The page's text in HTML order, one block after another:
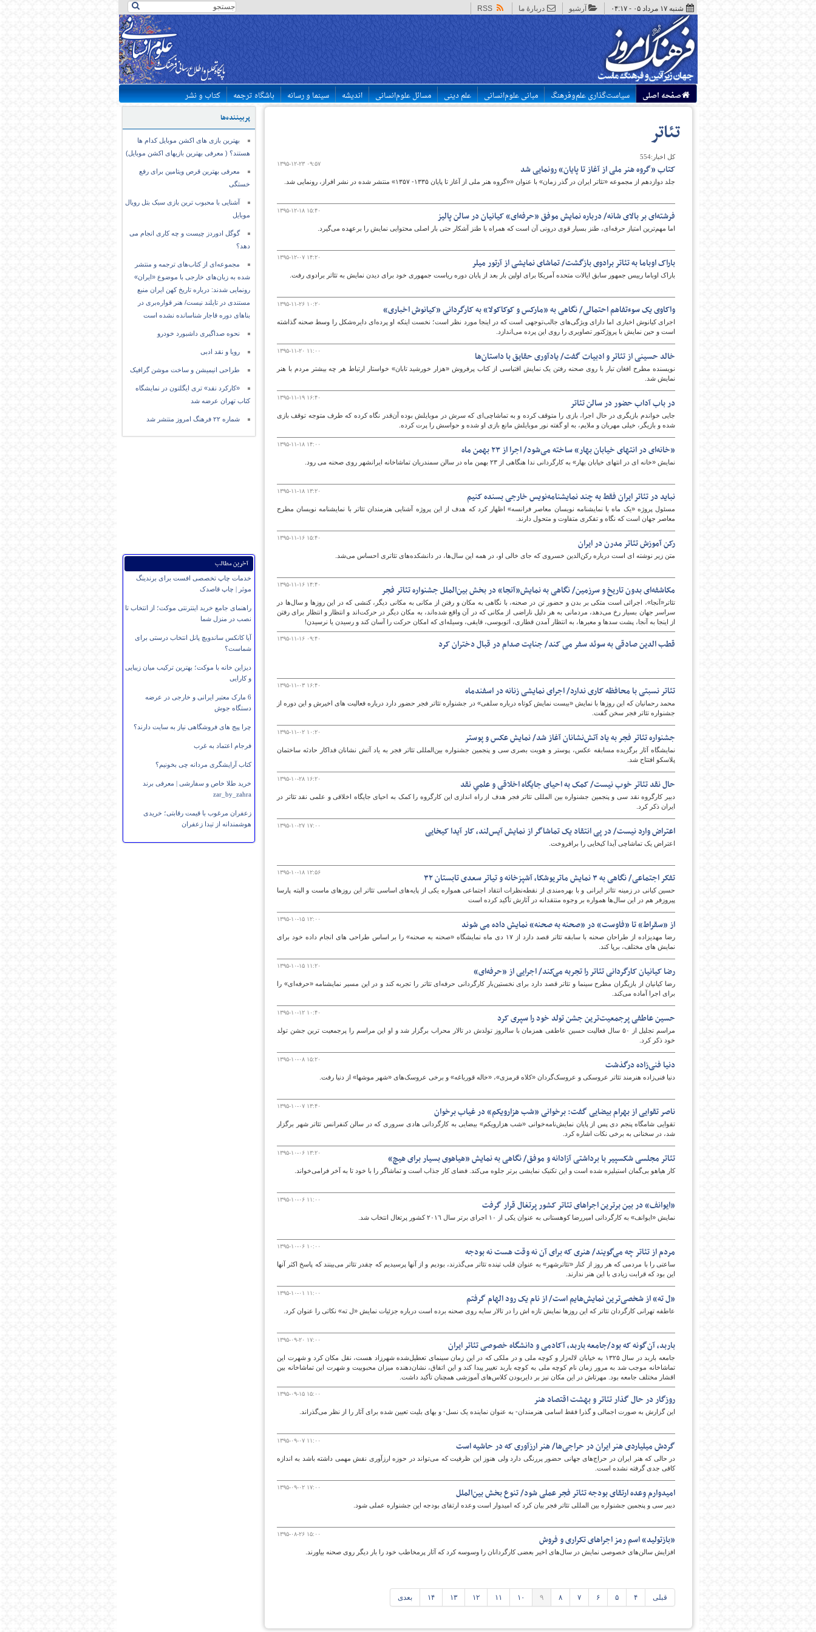
شنبه ۱۷ مرداد ۰۵ - ۰۴:۱۷ آرشیو دربارهٔ ما RSS
پایگاه اطلاع رسانی فرهنگ
امروز
صفحه اصلی سیاست‌گذاری علم‌وفرهنگ مبانی علوم‌انسانی علم دینی مسائل علوم‌انسانی اندیشه سینما و رسانه باشگاه ترجمه کتاب و نشر
پربیننده‌ها
بهترین بازی های اکشن موبایل کدام ها
هستند؟ ( معرفی بهترین بازیهای اکشن موبایل)
معرفی بهترین قرص ویتامین برای رفع
خستگی
آشنایی با محبوب ترین بازی سبک بتل رویال
موبایل
گوگل ادوردز چیست و چه کاری انجام می
دهد؟
مجموعه‌ای از کتاب‌های ترجمه و منتشر
شده به زبان‌های خارجی با موضوع «ایران»
رونمایی شدند: درباره تاریخ کهن ایران منبع
مستندی در تایلند نیست/ هنر قواره‌بری در
بناهای دوره قاجار شناسانده نشده است
نحوه صداگیری داشبورد خودرو
رویا و نقد ادبی
طراحی انیمیشن و ساخت موشن گرافیک
«کارکرد نقد» تری ایگلتون در نمایشگاه
کتاب تهران عرضه شد
شماره ۲۲ فرهنگ امروز منتشر شد
آخرین مطالب
خدمات چاپ تخصصی افست برای برندینگ
موثر | چاپ قاصدک
راهنمای جامع خرید اینترنتی موکت؛ از انتخاب تا
نصب در منزل شما
آیا کانکس ساندویچ پانل انتخاب درستی برای
شماست؟
دیزاین خانه با موکت؛ بهترین ترکیب میان زیبایی
و کارایی
6 مارک معتبر ایرانی و خارجی در عرضه
دستگاه جوش
چرا پیج های فروشگاهی نیاز به سایت دارند؟
فرجام اعتماد به غرب
کتاب آرایشگری مردانه چی بخونیم؟
خرید طلا خاص و سفارشی | معرفی برند
zar_by_zahra
زعفران مرغوب با قیمت رقابتی؛ خریدی
هوشمندانه از تیدا زعفران
تئاتر
کل اخبار:554
۱۳۹۵-۱۲-۲۳ ۰۹:۵۷ کتاب «گروه هنر ملی از آغاز تا پایان» رونمایی شد
جلد دوازدهم از مجموعه‌ «تئاتر ایران در گذر زمان» با عنوان ««گروه هنر ملی از آغاز تا پایان ۱۳۳۵- ۱۳۵۷» منتشر شده در نشر افراز، رونمایی شد.
۱۳۹۵-۱۲-۱۸ ۱۵:۴۰ فرشته‌ای بر بالای شانه/ درباره نمایش موفق «حرفه‌ای» کیانیان در سالن پالیز
اما مهم‌ترین امتیاز حرفه‌ای، طنز بسیار قوی درونی آن است که همراه با طنز آشکار حتی بار اصلی محتوایی نمایش را برعهده می‌گیرد.
۱۳۹۵-۱۲-۰۷ ۱۴:۲۰ باراک اوباما به تئاتر برادوی بازگشت/ تماشای نمایشی از آرتور میلر
باراک اوباما رییس جمهور سابق ایالات متحده آمریکا برای اولین بار بعد از پایان دوره ریاست جمهوری خود برای دیدن نمایش به تئاتر برادوی رفت.
۱۳۹۵-۱۱-۲۶ ۱۰:۲۰ واکاوی یک سوء‌تفاهم احتمالی/ نگاهی به «مارکس و کوکاکولا» به کارگردانی «کیانوش اخباری»
اجرای کیانوش اخباری اما دارای ویژگی‌های جالب‌توجهی است که در اینجا مورد نظر است؛ نخست اینکه او پرده‌ای دایره‌شکل را وسط صحنه گذاشته
است و حین نمایش با پروژکتور تصاویری را روی این پرده می‌اندازد.
۱۳۹۵-۱۱-۲۰ ۱۱:۰۰ خالد حسینی از تئاتر و ادبیات گفت/ یادآوری حقایق با داستان‌ها
نویسنده مطرح افغان تبار با روی صحنه رفتن یک نمایش اقتباسی از کتاب پرفروش «هزار خورشید تابان» خواستار ارتباط هر چه بیشتر مردم با هنر
نمایش‌ شد.
۱۳۹۵-۱۱-۱۹ ۱۶:۴۰ در باب آداب حضور در سالن تئاتر
جایی خواندم بازیگری در حال اجرا، بازی را متوقف کرده و به تماشاچی‌ای که سرش در موبایلش بوده آن‌قدر نگاه کرده که طرف متوجه توقف بازی
شده و بازیگر، خیلی مهربان و ملایم، به او گفته نور موبایلش مانع بازی او شده و حواسش را پرت کرده.
۱۳۹۵-۱۱-۱۸ ۱۴:۰۰ «خانه‌ای در انتهای خیابان بهار» ساخته می‌شود/ اجرا از ۲۳ بهمن ماه
نمایش «خانه ای در انتهای خیابان بهار» به کارگردانی ندا هنگاهی از ۲۳ بهمن ماه در سالن سمندریان تماشاخانه ایرانشهر روی صحنه می رود.
۱۳۹۵-۱۱-۱۸ ۱۳:۲۰ نباید در تئاتر ایران فقط به چند نمایشنامه‌نویس خارجی بسنده کنیم
مسئول پروژه «یک ماه با نمایشنامه نویسان معاصر فرانسه» اظهار کرد که هدف از این پروژه آشنایی هنرمندان تئاتر با نمایشنامه نویسان مطرح
معاصر جهان است که نگاه و تفکری متفاوت و متحول دارند.
۱۳۹۵-۱۱-۱۶ ۱۵:۴۰ رکن آموزش تئاتر مدرن در ایران
متن زیر نوشته ای است درباره رکن‌الدین خسروی که جای خالی او، در همه این سال‌ها، در دانشکده‌های تئاتری احساس می‌شد.
۱۳۹۵-۱۱-۱۶ ۱۴:۴۰ مکاشفه‌ای بدون تاریخ و سرزمین/ نگاهی به نمایش«آنجا» در بخش بین‌الملل جشنواره تئاتر فجر
تئاتر«آنجا»، اجرائی است متکی بر بدن و حضور تن در صحنه، با نگاهی به مکان و رفتن از مکانی به مکانی دیگر، کنشی که در این روزها و سال‌ها در
سراسر جهان بسیار رخ می‌دهد، مردمانی به ‌هر دلیل ناراضی از مکانی که در آن واقع شده‌اند، به مکان دیگر در حرکت‌اند و انتظار و انتظار برای رفتن
از اینجا به آنجا، پشت سدها و معبرها، به انتظار آمدن قطاری، اتوبوسی، قایقی، وسیله‌ای که امکان حرکت را آسان کند و رسیدن یا نرسیدن!
۱۳۹۵-۱۱-۱۶ ۰۹:۴۰ قطب الدین صادقی به سوئد سفر می کند/ جنایت صدام در قبال دختران کرد
۱۳۹۵-۱۱-۰۳ ۱۶:۴۰ تئاتر نسبتی با محافظه کاری ندارد/ اجرای نمایشی زنانه در اسفندماه
محمد رحمانیان که این روزها با نمایش «بیست نمایش کوتاه درباره سلفی» در جشنواره تئاتر فجر حضور دارد درباره فعالیت های اخیرش و این دوره از
جشنواره تئاتر فجر سخن گفت.
۱۳۹۵-۱۱-۰۲ ۱۰:۲۰ جشنواره تئاتر فجر به یاد آتش‌نشانان آغاز شد/ نمایش عکس‌ و پوستر
نمایشگاه آثار برگزیده مسابقه عکس، پوستر و هویت بصری سی و پنجمین جشنواره بین‌المللی تئاتر فجر به یاد آتش نشانان فداکار حادثه ساختمان
پلاسکو افتتاح شد.
۱۳۹۵-۱۰-۲۸ ۱۶:۲۰ حال نقد تئاتر خوب نیست/ کمک به احیای جایگاه اخلاقی و علمیِ نقد
دبیر کارگروه نقد سی و پنجمین جشنواره بین المللی تئاتر فجر هدف از راه اندازی این کارگروه را کمک به احیای جایگاه اخلاقی و علمی نقد تئاتر در
ایران ذکر کرد.
۱۳۹۵-۱۰-۲۷ ۱۷:۰۰ اعتراض وارد نیست/ در پی انتقاد یک تماشاگر از نمایش آیس‌لند، کار آیدا کیخایی
اعتراض یک تماشاچی آیدا کیخایی را برافروخت.
۱۳۹۵-۱۰-۱۸ ۱۲:۵۶ تفکر اجتماعی/ نگاهی به ٣ نمایش ماتریوشکا، آشپزخانه و تیاتر سعدی تابستان ٣٢
حسین کیانی در زمینه تئاتر ایرانی و با بهره‌مندی از نقطه‌نظرات انتقاد اجتماعی همواره یکی از پایه‌های اساسی تئاتر این روزهای ماست و البته پارسا
پیروزفر هم در این سال‌ها همواره بر وجوه منتقدانه در آثارش تأکید کرده است
۱۳۹۵-۱۰-۱۵ ۱۲:۰۰ از «سقراط» تا «فاوست» در «صحنه به صحنه» نمایش داده می شوند
رضا مهدیزاده از طراحان صحنه با سابقه تئاتر قصد دارد از ۱۷ دی ماه نمایشگاه «صحنه به صحنه» را بر اساس طراحی های انجام داده خود برای
نمایش های مختلف، برپا کند.
۱۳۹۵-۱۰-۱۵ ۱۱:۲۰ رضا کیانیان کارگردانی تئاتر را تجربه می‌کند/ اجرایی از «حرفه‌ای»
رضا کیانیان از بازیگران مطرح سینما و تئاتر قصد دارد برای نخستین‌بار کارگردانی حرفه‌ای تئاتر را تجربه کند و در این مسیر نمایشنامه «حرفه‌ای» را
برای اجرا آماده می‌کند.
۱۳۹۵-۱۰-۱۲ ۱۰:۴۰ حسین عاطفی پرجمعیت‌ترین جشن تولد خود را سپری کرد
مراسم تجلیل از ۵۰ سال فعالیت حسین عاطفی همزمان با سالروز تولدش در تالار محراب برگزار شد و او این مراسم را پرجمعیت ترین جشن تولد
خود ذکر کرد.
۱۳۹۵-۱۰-۰۸ ۱۵:۲۰ دنیا فنی‌زاده درگذشت
دنیا فنی‌زاده هنرمند تئاتر عروسکی و عروسک‌گردان «کلاه قرمزی»، «خاله قورباغه» و برخی عروسک‌های «شهر موشها» از دنیا رفت.
۱۳۹۵-۱۰-۰۷ ۱۳:۴۰ ناصر تقوایی از بهرام بیضایی گفت: برخوانی «شب ‌هزارویکم» در غیاب برخوان
تقوایی شامگاه پنجم دی‌ پس از پایان نمایش‌نامه‌خوانی «شب‌ هزارویکم» بیضایی به کارگردانی هادی سروری که در سالن کنفرانس تئاتر شهر برگزار
شد، در سخنانی به برخی نکات اشاره کرد.
۱۳۹۵-۱۰-۰۶ ۱۳:۲۰ تئاتر مجلسی شکسپیر با برداشتی آزادانه و موفق/ نگاهی به نمایش «هیاهوی بسیار برای هیچ»
کار هیاهو بی‌گمان استیلیزه شده است و این تکنیک نمایشی برتر جلوه می‌کند. فضای کار جذاب است و تماشاگر را با خود تا به آخر فرامی‌خواند.
۱۳۹۵-۱۰-۰۶ ۱۱:۰۰ «ایوانف» در بین برترین اجراهای تئاتر کشور پرتغال قرار گرفت
نمایش «ایوانف» به کارگردانی امیررضا کوهستانی به عنوان یکی از ۱۰ اجرای برتر سال ٢٠١٦ کشور پرتغال انتخاب شد.
۱۳۹۵-۱۰-۰۶ ۱۰:۰۰ مردم از تئاتر چه می‌گویند/ هنری که برای آن نه وقت هست نه بودجه
ساعتی را با مردمی که هر روز از کنار «تئاترشهر» به عنوان قلب تپنده تئاتر می‌گذرند، بودیم و از آنها پرسیدیم که چقدر تئاتر می‌بینند که پاسخ اکثر آنها
این بود که قرابت زیادی با این هنر ندارند.
۱۳۹۵-۱۰-۰۱ ۱۱:۰۰ «ل ته» از شخصی‌ترین نمایش‌هایم است/ از نام یک رود الهام گرفتم
عاطفه تهرانی کارگردان تئاتر که این روزها نمایش تازه اش را در تالار سایه روی صحنه برده است درباره جزئیات نمایش «ل ته» نکاتی را عنوان کرد.
۱۳۹۵-۰۹-۲۰ ۱۷:۰۰ باربد، آن‌گونه که بود/جامعه باربد، آکادمی و دانشگاه خصوصی تئاتر ایران
جامعه باربد در سال ۱۳۲۵ به خیابان لاله‌زار و کوچه ملی و در ملکی که در این زمان سینمای تعطیل‌شده شهرزاد هست، نقل مکان کرد و شهرت این
تماشاخانه موجب شد به مرور زمان نام کوچه ملی به کوچه باربد تغییر پیدا کند و این اتفاق، نشان‌دهنده میزان محبوبیت و شهرت این تماشاخانه بین
اقشار مختلف جامعه بود. مهرتاش در این مکان نیز بر دایربودن کلاس‌های آموزشی همچنان تأکید داشت.
۱۳۹۵-۰۹-۱۵ ۱۵:۰۰ روزگار در حال گذار تئاتر و بهشت اقتصاد هنر
این گزارش به صورت اجمالی و گذرا فقط اسامی هنرمندان- به عنوان نماینده یک نسل- و بهای بلیت تعیین شده برای آثار را از نظر می‌گذراند.
۱۳۹۵-۰۹-۰۷ ۱۱:۰۰ گردش میلیاردی هنر ایران در حراجی‌ها/ هنر ارزآوری که در حاشیه است
در حالی که هنر ایران در حراج‌های جهانی حضور پررنگی دارد ولی هنوز این ظرفیت که می‌تواند در حوزه ارزآوری نقش مهمی داشته باشد به اندازه
کافی جدی گرفته نشده است.
۱۳۹۵-۰۹-۰۲ ۱۷:۰۰ امیدوارم وعده ارتقای بودجه تئاتر فجر عملی شود/ تنوع بخش بین‌الملل
دبیر سی و پنجمین جشنواره بین المللی تئاتر فجر بیان کرد که امیدوار است وعده ارتقای بودجه این جشنواره عملی شود.
۱۳۹۵-۰۸-۲۶ ۱۵:۰۰ «بازتولید» اسم رمز اجراهای تکراری و فروش
افزایش سالن‌های خصوصی نمایش در سال‌های اخیر بعضی کارگردانان را وسوسه کرد که آثار پرمخاطب خود را بار دیگر روی صحنه بیاورند.
قبلی ۴ ۵ ۶ ۷ ۸ ۹ ۱۰ ۱۱ ۱۲ ۱۳ ۱۴ بعدی